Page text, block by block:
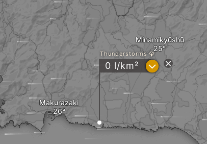
Makurazaki
Minamikyūshū
Thunderstorms
0 l/km² ?